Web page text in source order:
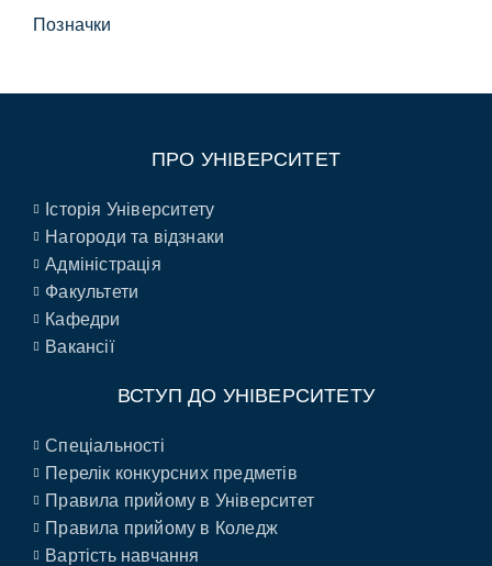
Позначки
ПРО УНІВЕРСИТЕТ
Історія Університету
Нагороди та відзнаки
Адміністрація
Факультети
Кафедри
Вакансії
ВСТУП ДО УНІВЕРСИТЕТУ
Спеціальності
Перелік конкурсних предметів
Правила прийому в Університет
Правила прийому в Коледж
Вартість навчання